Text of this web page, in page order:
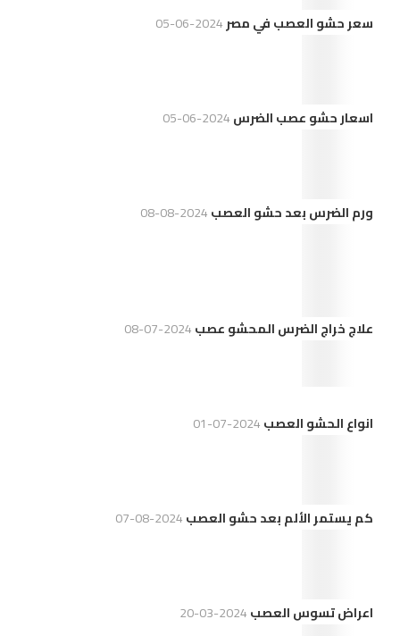
سعر حشو العصب في مصر2024-06-05
اسعار حشو عصب الضرس2024-06-05
ورم الضرس بعد حشو العصب2024-08-08
علاج خراج الضرس المحشو عصب2024-07-08
انواع الحشو العصب2024-07-01
كم يستمر الألم بعد حشو العصب2024-08-07
اعراض تسوس العصب2024-03-20